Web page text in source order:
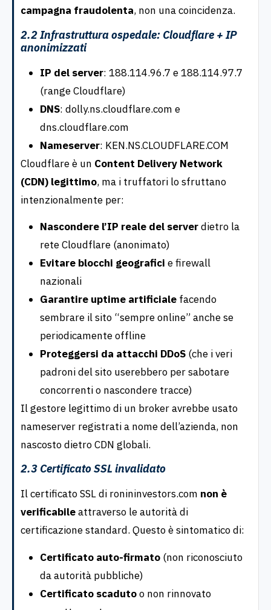
campagna fraudolenta, non una coincidenza.
2.2 Infrastruttura ospedale: Cloudflare + IP
anonimizzati
IP del server: 188.114.96.7 e 188.114.97.7
(range Cloudflare)
DNS: dolly.ns.cloudflare.com e
dns.cloudflare.com
Nameserver: KEN.NS.CLOUDFLARE.COM
Cloudflare è un Content Delivery Network
(CDN) legittimo, ma i truffatori lo sfruttano
intenzionalmente per:
Nascondere l’IP reale del serverdietro la
rete Cloudflare (anonimato)
Evitare blocchi geografici e firewall
nazionali
Garantire uptime artificiale facendo
sembrare il sito “sempre online” anche se
periodicamente offline
Proteggersi da attacchi DDoS (che i veri
padroni del sito userebbero per sabotare
concorrenti o nascondere tracce)
Il gestore legittimo di un broker avrebbe usato
nameserver registrati a nome dell’azienda, non
nascosto dietro CDN globali.
2.3 Certificato SSL invalidato
Il certificato SSL di ronininvestors.com non è
verificabileattraverso le autorità di
certificazione standard. Questo è sintomatico di:
Certificato auto-firmato (non riconosciuto
da autorità pubbliche)
Certificato scadutoo non rinnovato